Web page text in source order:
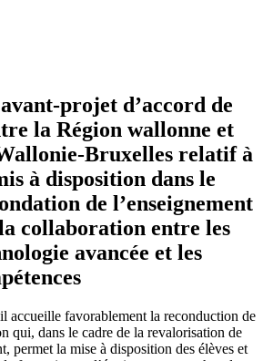
projet d’accord de
la Région wallonne et
Bruxelles relatif à
à disposition dans le
de l’enseignement
collaboration entre les
avancée et les
accueille favorablement la reconduction de
qui, dans le cadre de la revalorisation de
permet la mise à disposition des élèves et